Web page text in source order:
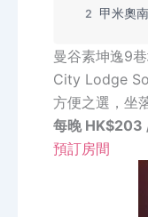
2 甲米奧
曼谷素坤逸9
City Lodge
方便之選，坐
每晚
預訂房間